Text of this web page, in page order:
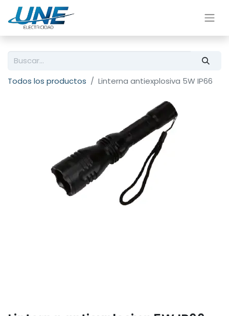
Todos los productos Linterna antiexplosiva 5W IP66